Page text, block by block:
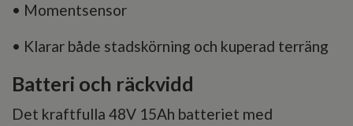
• Momentsensor
• Klarar både stadskörning och kuperad terräng
Batteri och räckvidd
Det kraftfulla 48V 15Ah batteriet med